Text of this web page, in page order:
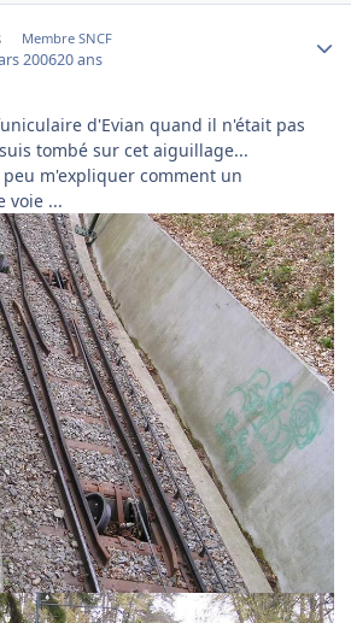
Membre SNCF
200620 ans
d'Evian quand il n'était pas
tombé sur cet aiguillage...
m'expliquer comment un
voie ...